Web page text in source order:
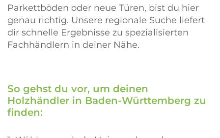
Parkettböden oder neue Türen, bist du hier
genau richtig. Unsere regionale Suche liefert
dir schnelle Ergebnisse zu spezialisierten
Fachhändlern in deiner Nähe.
So gehst du vor, um deinen
Holzhändler in Baden-Württemberg zu
finden: